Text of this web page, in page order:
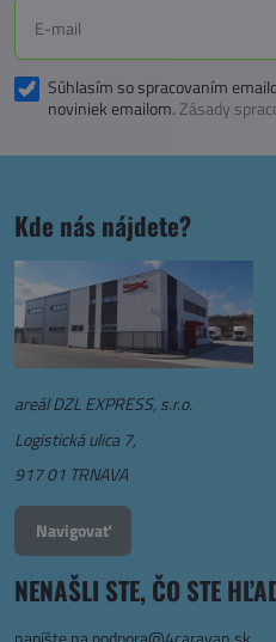
Súhlasím so spracovaním
noviniek emailom.Zásady
Kde nás nájdete?
areál DZL EXPRESS, s.r.o.
Logistická ulica 7,
917 01 TRNAVA
Navigovať
NENAŠLI STE, ČO STE